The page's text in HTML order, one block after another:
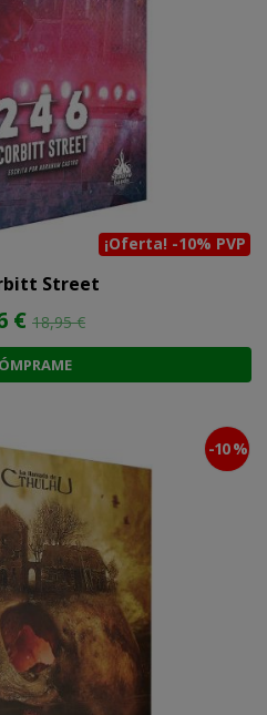
¡Oferta! -10% PVP
Street
€ 18,95 €
-10 %